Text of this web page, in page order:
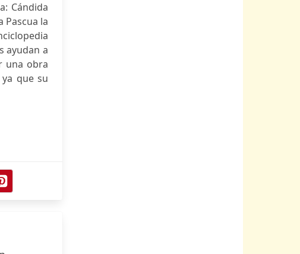
Cándida
Pascua la
ayudan a
una obra
que su